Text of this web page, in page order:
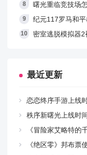
曙光重临竞技场
纪元117罗马和
密室逃脱模拟器
最近更新
恋恋终序手游上线
秩序新曙光上线时
《冒险家艾略特的
《绝区零》邦布票